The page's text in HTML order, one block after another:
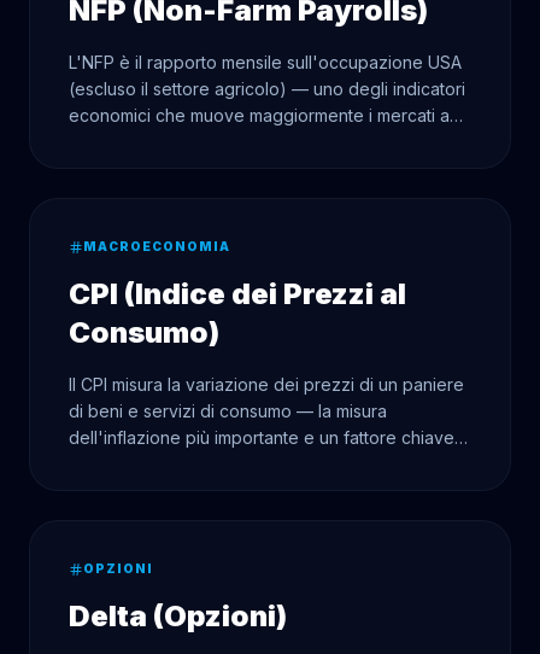
NFP (Non-Farm Payrolls)
L'NFP è il rapporto mensile sull'occupazione USA
(escluso il settore agricolo) — uno degli indicatori
economici che muove maggiormente i mercati a
MACROECONOMIA
CPI (Indice dei Prezzi al
Consumo)
Il CPI misura la variazione dei prezzi di un paniere
di beni e servizi di consumo — la misura
dell'inflazione più importante e un fattore chiave
OPZIONI
Delta (Opzioni)